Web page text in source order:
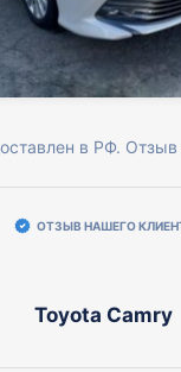
в РФ.
ОТЗЫВ НАШЕГО
Toyota Camry